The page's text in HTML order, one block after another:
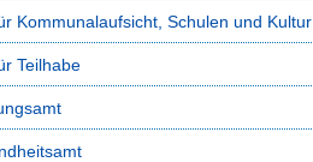
Kommunalaufsicht, Schulen und Kultur
Teilhabe